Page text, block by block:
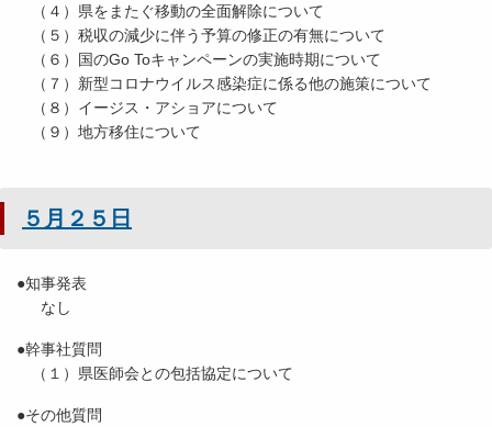
（４）県をまたぐ移動の全面解除について
（５）税収の減少に伴う予算の修正の有無について
（６）国のGo Toキャンペーンの実施時期について
（７）新型コロナウイルス感染症に係る他の施策について
（８）イージス・アショアについて
（９）地方移住について
５月２５日
●知事発表
なし
●幹事社質問
（１）県医師会との包括協定について
●その他質問